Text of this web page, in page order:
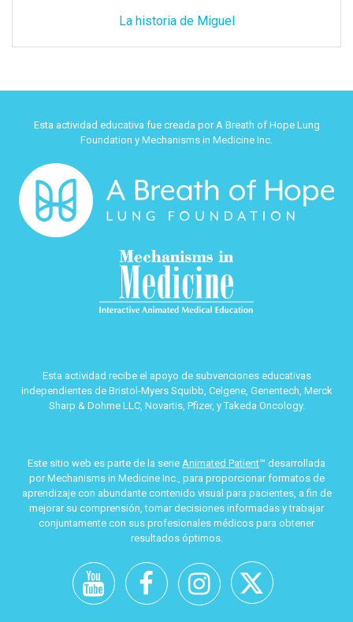
La historia de Miguel
Esta actividad educativa fue creada por A Breath of Hope Lung
Foundation y Mechanisms in Medicine Inc.
Esta actividad recibe el apoyo de subvenciones educativas
independientes de Bristol-Myers Squibb, Celgene, Genentech, Merck
Sharp & Dohme LLC, Novartis, Pfizer, y Takeda Oncology.
Este sitio web es parte de la serie Animated Patient™ desarrollada
por Mechanisms in Medicine Inc., para proporcionar formatos de
aprendizaje con abundante contenido visual para pacientes, a fin de
mejorar su comprensión, tomar decisiones informadas y trabajar
conjuntamente con sus profesionales médicos para obtener
resultados óptimos.